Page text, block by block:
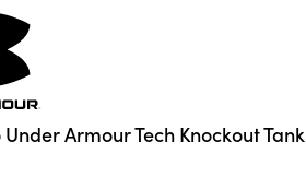
Armour Tech Knockout Tank